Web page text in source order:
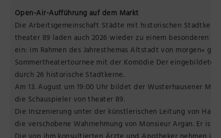
Open-Air-Aufführung auf dem Markt
Die Arbeitsgemeinschaft Städte mit historischen
theater 89 laden auch 2026 wieder zu einem besonderen
ein: Im Rahmen des Jahresthemas Altstadt von morgen«
Sommertheatertournee mit der Komödie Der eingebildete
durch 26 historische Stadtkerne.
Am 13. August um 19:00 Uhr bildet der Wusterhausener
die Schauspieler von theater 89.
Die Inszenierung unter der künstlerischen Leitung von
die verschobene Wahrnehmung von Monsieur Argan. Er ist